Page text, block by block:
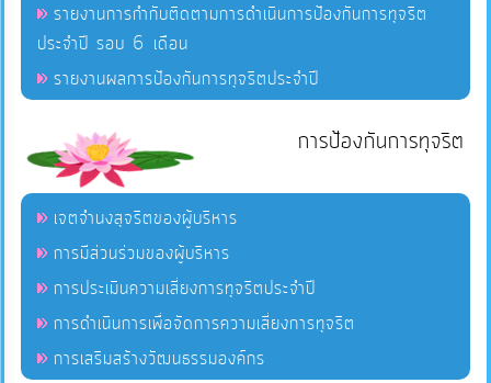
รายงานการกำกับติดตามการดำเนินการป้องกันการทุจริต
ประจำปี รอบ 6 เดือน
รายงานผลการป้องกันการทุจริตประจำปี
การป้องกันการทุจริต
เจตจำนงสุจริตของผู้บริหาร
การมีส่วนร่วมของผู้บริหาร
การประเมินความเสี่ยงการทุจริตประจำปี
การดำเนินการเพื่อจัดการความเสี่ยงการทุจริต
การเสริมสร้างวัฒนธรรมองค์กร